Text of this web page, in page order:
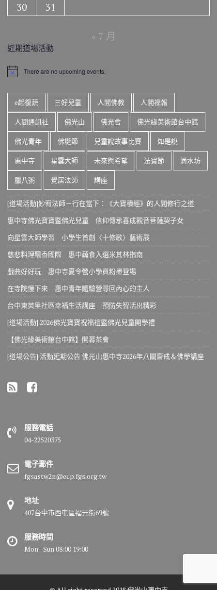
30
31
« 7 月
近期道場活動
N
e
There are no upcoming events.
e起復蔬 三好兒童 人間佛教 人間福報
人間通訊社 佛光山 佛光會 佛光緣美術館台中館
佛光青年 佛誕節 兒童說故事比賽 如是說
惠中寺 星雲大師 未來與希望 法寶節 滴水坊
臘八粥 覺居法師 講座
[道場活動]妙宥法師－行在當下：《大寶積經》的人間修行之道
惠中寺佛光寶寶暨佛光兒童 信仰傳承喜成觀音菩薩契子女
向星雲大師學習 小學生首創〈十修歌〉藝術展
慈悲料理飄香國際 惠中蔬食入選米其林指南
戲曲好好玩 惠中寺夏令營小學員粉墨登場
在寺院慢下來 惠中青年體驗營尋回內心的主人
台中東英里社區幸福生活講座 預防失智活出精彩
[道場活動] 2026佛光寶寶祝福禮暨佛光兒童開學禮
【佛光緣美術館台中館】開幕茶會
[道場公告] 活動延期公告 佛光山惠中寺2026年八關齋戒＆佛學講座
服務電話
04-22520375
電子郵件
fgsastw2n@ecp.fgs.org.tw
地址
407台中市西屯區福元街69號
服務時間
Mon - Sun 08:00 19:00